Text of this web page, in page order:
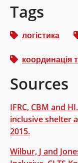
Tags
логістика
координація
Sources
IFRC, CBM and
inclusive shelter
2015.
Wilbur, J and